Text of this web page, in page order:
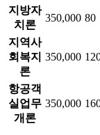
지방자
치론
350,000 80
지역사
회복지
론
350,000
항공객
실업무
개론
350,000